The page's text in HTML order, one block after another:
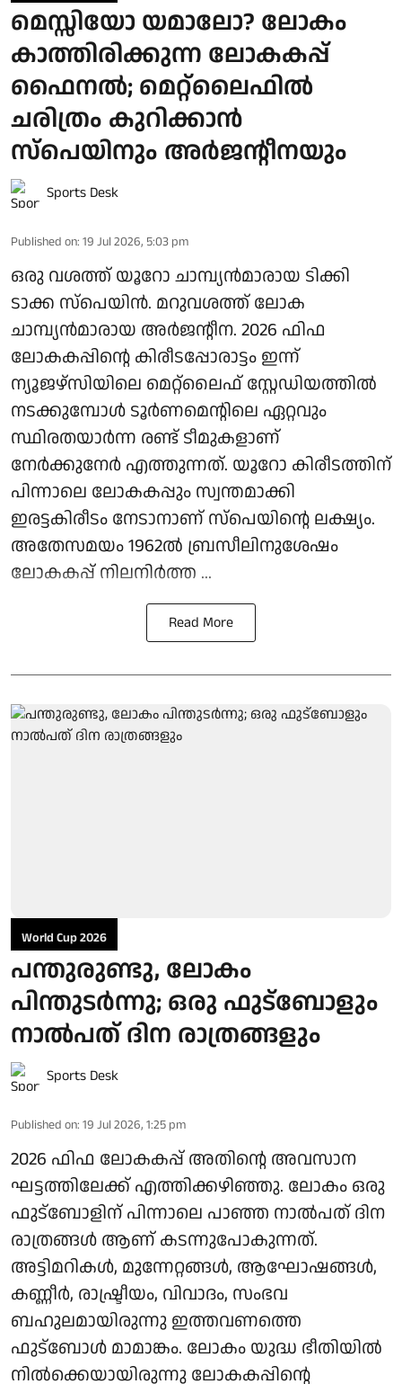
മെസ്സിയോ യമാലോ? ലോകം
കാത്തിരിക്കുന്ന ലോകകപ്പ്
ഫൈനൽ; മെറ്റ്ലൈഫിൽ
ചരിത്രം കുറിക്കാൻ
സ്പെയിനും അർജന്റീനയും
Sports Desk
Published on: 19 Jul 2026, 5:03 pm
ഒരു വശത്ത് യൂറോ ചാമ്പ്യൻമാരായ ടിക്കി
ടാക്ക സ്പെയിൻ. മറുവശത്ത് ലോക
ചാമ്പ്യൻമാരായ അർജന്റീന. 2026 ഫിഫ
ലോകകപ്പിന്റെ കിരീടപ്പോരാട്ടം ഇന്ന്
ന്യൂജഴ്‌സിയിലെ മെറ്റ്‌ലൈഫ് സ്റ്റേഡിയത്തിൽ
നടക്കുമ്പോൾ ടൂർണമെന്റിലെ ഏറ്റവും
സ്ഥിരതയാർന്ന രണ്ട് ടീമുകളാണ്
നേർക്കുനേർ എത്തുന്നത്. യൂറോ കിരീടത്തിന്
പിന്നാലെ ലോകകപ്പും സ്വന്തമാക്കി
ഇരട്ടകിരീടം നേടാനാണ് സ്പെയിന്റെ ലക്ഷ്യം.
അതേസമയം 1962ൽ ബ്രസീലിനുശേഷം
ലോകകപ്പ് നിലനിർത്ത ...
Read More
World Cup 2026
പന്തുരുണ്ടു, ലോകം
പിന്തുടര്‍ന്നു; ഒരു ഫുട്‌ബോളും
നാല്‍പത് ദിന രാത്രങ്ങളും
Sports Desk
Published on: 19 Jul 2026, 1:25 pm
2026 ഫിഫ ലോകകപ്പ് അതിന്റെ അവസാന
ഘട്ടത്തിലേക്ക് എത്തിക്കഴിഞ്ഞു. ലോകം ഒരു
ഫുട്‌ബോളിന് പിന്നാലെ പാഞ്ഞ നാല്‍പത് ദിന
രാത്രങ്ങള്‍ ആണ് കടന്നുപോകുന്നത്.
അട്ടിമറികള്‍, മുന്നേറ്റങ്ങള്‍, ആഘോഷങ്ങള്‍,
കണ്ണീര്‍, രാഷ്ട്രീയം, വിവാദം, സംഭവ
ബഹുലമായിരുന്നു ഇത്തവണത്തെ
ഫുട്‌ബോള്‍ മാമാങ്കം. ലോകം യുദ്ധ ഭീതിയില്‍
നില്‍ക്കെയായിരുന്നു ലോകകപ്പിന്റെ